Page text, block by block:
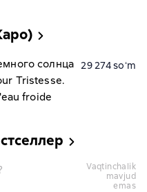
солнца
Tristesse.
froide
29 274 soʻm
vaqtinchalik
mavjud
emas